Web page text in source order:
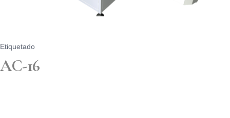
Etiquetado
AC-16